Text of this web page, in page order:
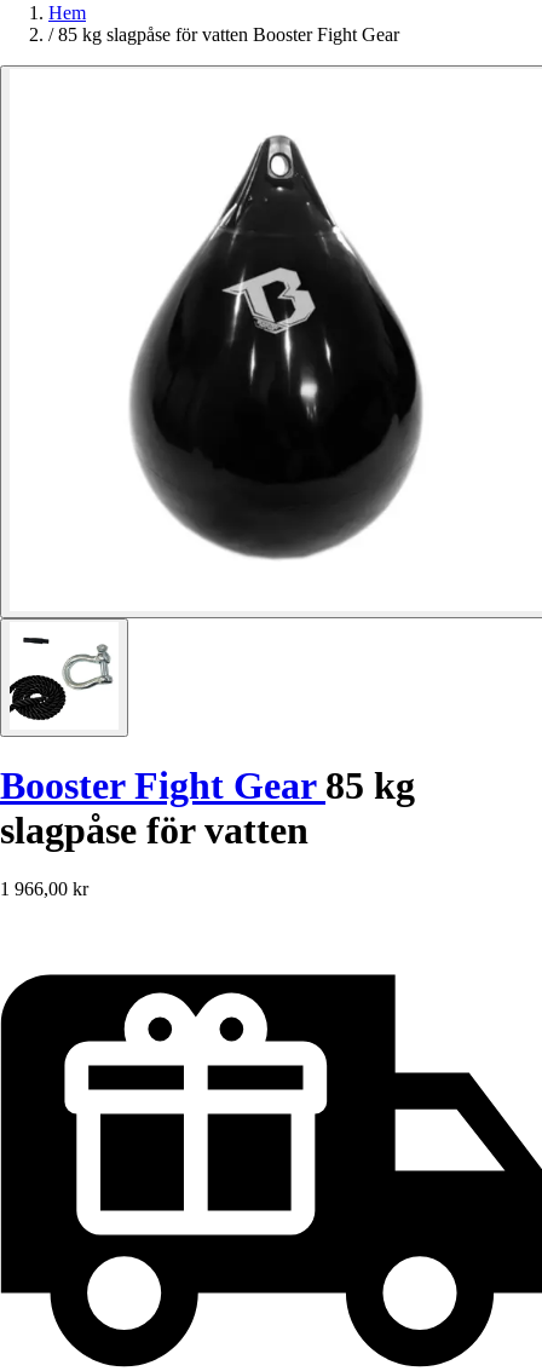
Hem
/ 85 kg slagpåse för vatten Booster Fight Gear
Booster Fight Gear 85 kg
slagpåse för vatten
1 966,00 kr